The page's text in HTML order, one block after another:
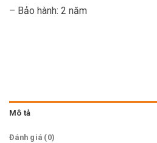
– Bảo hành: 2 năm
Mô tả
Đánh giá (0)